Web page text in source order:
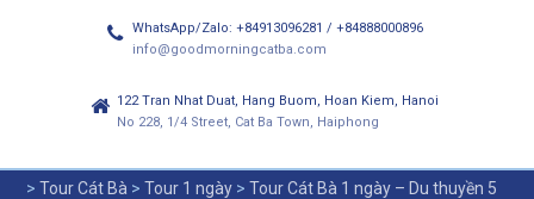
WhatsApp/Zalo: +84913096281 / +84888000896
info@goodmorningcatba.com
122 Tran Nhat Duat, Hang Buom, Hoan Kiem, Hanoi
No 228, 1/4 Street, Cat Ba Town, Haiphong
> Tour Cát Bà > Tour 1 ngày> Tour Cát Bà 1 ngày – Du thuyền 5